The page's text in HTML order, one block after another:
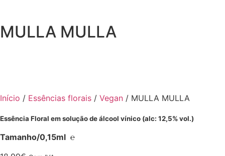
MULLA MULLA
Início / Essências florais / Vegan / MULLA MULLA
Essência Floral em solução de álcool vínico (alc: 12,5% vol.)
Tamanho/0,15ml ℮